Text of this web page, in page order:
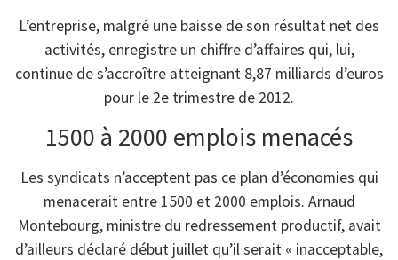
L’entreprise, malgré une baisse de son résultat net des
activités, enregistre un chiffre d’affaires qui, lui,
continue de s’accroître atteignant 8,87 milliards d’euros
pour le 2e trimestre de 2012.
1500 à 2000 emplois menacés
Les syndicats n’acceptent pas ce plan d’économies qui
menacerait entre 1500 et 2000 emplois. Arnaud
Montebourg, ministre du redressement productif, avait
d’ailleurs déclaré début juillet qu’il serait « inacceptable,